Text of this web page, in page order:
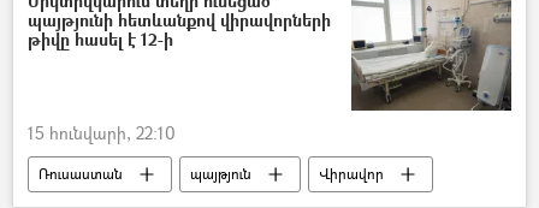
պայթյունի հետևանքով վիրավորների
թիվը հասել է 12-ի
15 հունվարի, 22:10
Ռուսաստան պայթյուն Վիրավոր